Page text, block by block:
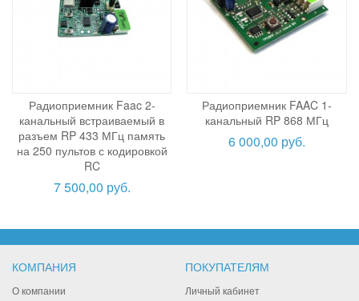
Радиоприемник Faac 2-
канальный встраиваемый в
разъем RP 433 МГц память
на 250 пультов с кодировкой
RC
7 500,00 руб.
Радиоприемник FAAC 1-
канальный RP 868 МГц
6 000,00 руб.
КОМПАНИЯ
О компании
ПОКУПАТЕЛЯМ
Личный кабинет